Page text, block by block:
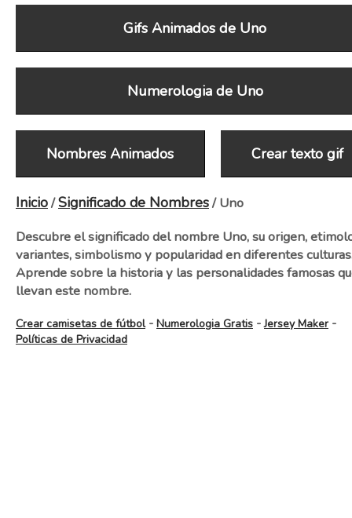
Gifs Animados de Uno
Numerologia de Uno
Nombres Animados Crear texto gif
Inicio/Significado de Nombres/ Uno
Descubre el significado del nombre Uno, su origen,
variantes, simbolismo y popularidad en diferentes
Aprende sobre la historia y las personalidades famosas
llevan este nombre.
Crear camisetas de fútbol- Numerologia Gratis -Jersey Maker-
Políticas de Privacidad